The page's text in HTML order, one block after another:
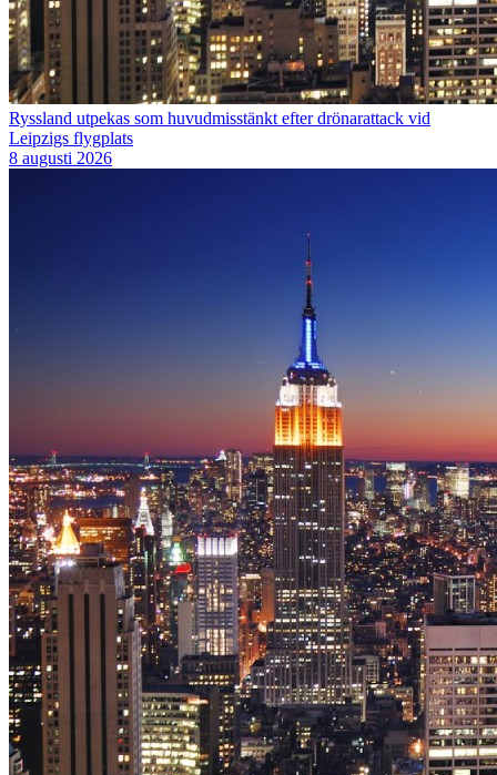
Ryssland utpekas som huvudmisstänkt efter drönarattack vid
Leipzigs flygplats
8 augusti 2026